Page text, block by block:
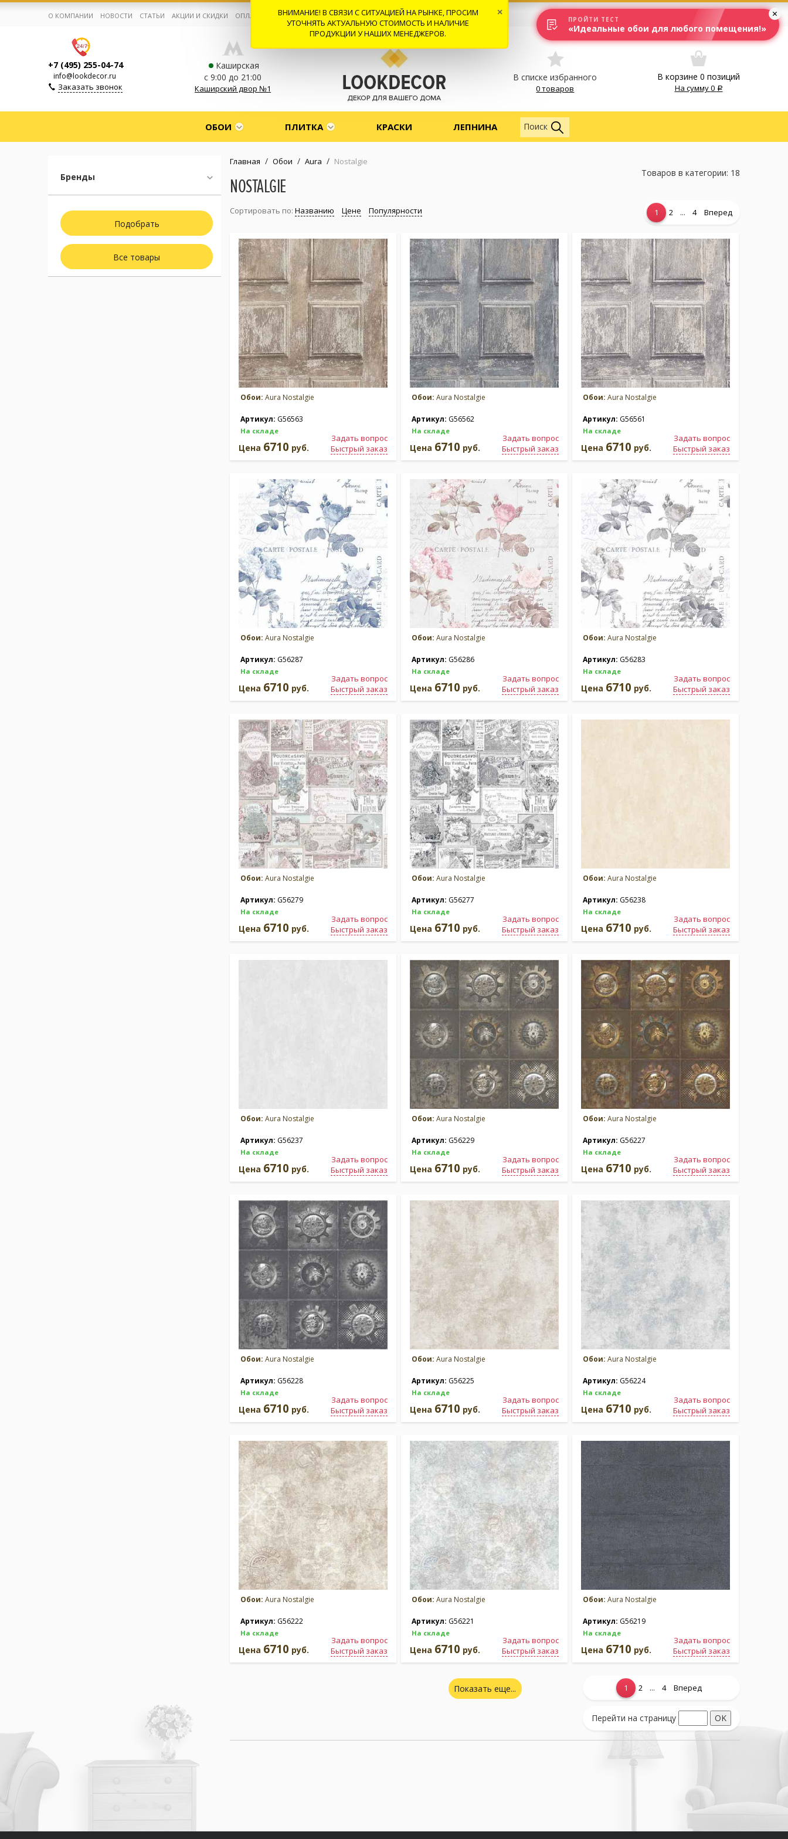
Корзина:0
Избранное:0 товаров
Каталог
Компания
Личный кабинет
О КОМПАНИИ НОВОСТИ СТАТЬИ АКЦИИ И СКИДКИ ОПЛАТА И ДОСТАВКА СОТРУДНИЧЕСТВО КОНТАКТЫ ОТЗЫВЫ Москва
+7 (495) 255-04-74
info@lookdecor.ru
Заказать звонок
Каширская
с 9:00 до 21:00
Каширский двор №1
В списке избранного
0 товаров
В корзине 0 позиций
На сумму0
ОБОИ ПЛИТКА КРАСКИ ЛЕПНИНА Везде
Поиск
Бренды
Все товары
Главная / Обои / Aura / Nostalgie
NOSTALGIE
Товаров в категории: 18
Сортировать по: Названию Цене Популярности 1 2 ... 4 Вперед
Обои: Aura Nostalgie
Артикул: G56563
На складе
Задать вопрос
Быстрый заказ
Цена 6710 руб.
Обои: Aura Nostalgie
Артикул: G56562
На складе
Задать вопрос
Быстрый заказ
Цена 6710 руб.
Обои: Aura Nostalgie
Артикул: G56561
На складе
Задать вопрос
Быстрый заказ
Цена 6710 руб.
Обои: Aura Nostalgie
Артикул: G56287
На складе
Задать вопрос
Быстрый заказ
Цена 6710 руб.
Обои: Aura Nostalgie
Артикул: G56286
На складе
Задать вопрос
Быстрый заказ
Цена 6710 руб.
Обои: Aura Nostalgie
Артикул: G56283
На складе
Задать вопрос
Быстрый заказ
Цена 6710 руб.
Обои: Aura Nostalgie
Артикул: G56279
На складе
Задать вопрос
Быстрый заказ
Цена 6710 руб.
Обои: Aura Nostalgie
Артикул: G56277
На складе
Задать вопрос
Быстрый заказ
Цена 6710 руб.
Обои: Aura Nostalgie
Артикул: G56238
На складе
Задать вопрос
Быстрый заказ
Цена 6710 руб.
Обои: Aura Nostalgie
Артикул: G56237
На складе
Задать вопрос
Быстрый заказ
Цена 6710 руб.
Обои: Aura Nostalgie
Артикул: G56229
На складе
Задать вопрос
Быстрый заказ
Цена 6710 руб.
Обои: Aura Nostalgie
Артикул: G56227
На складе
Задать вопрос
Быстрый заказ
Цена 6710 руб.
Обои: Aura Nostalgie
Артикул: G56228
На складе
Задать вопрос
Быстрый заказ
Цена 6710 руб.
Обои: Aura Nostalgie
Артикул: G56225
На складе
Задать вопрос
Быстрый заказ
Цена 6710 руб.
Обои: Aura Nostalgie
Артикул: G56224
На складе
Задать вопрос
Быстрый заказ
Цена 6710 руб.
Обои: Aura Nostalgie
Артикул: G56222
На складе
Задать вопрос
Быстрый заказ
Цена 6710 руб.
Обои: Aura Nostalgie
Артикул: G56221
На складе
Задать вопрос
Быстрый заказ
Цена 6710 руб.
Обои: Aura Nostalgie
Артикул: G56219
На складе
Задать вопрос
Быстрый заказ
Цена 6710 руб.
Показать еще... 1 2 ... 4 Вперед
Перейти на страницу
ВНИМАНИЕ! В СВЯЗИ С СИТУАЦИЕЙ НА РЫНКЕ, ПРОСИМ
УТОЧНЯТЬ АКТУАЛЬНУЮ СТОИМОСТЬ И НАЛИЧИЕ
ПРОДУКЦИИ У НАШИХ МЕНЕДЖЕРОВ.
×
ПРОЙТИ ТЕСТ
«Идеальные обои для любого помещения!»